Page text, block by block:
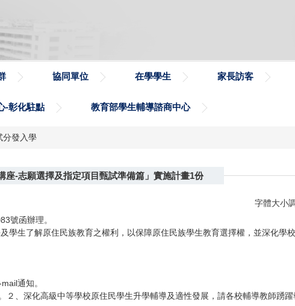
協同單位 在學學生 家長訪客
-彰化駐點 教育部學生輔導諮商中心
分發入學
座-志願選擇及指定項目甄試準備篇」實施計畫1份
字體大小
號函辦理。
學生了解原住民族教育之權利，以保障原住民族學生教育選擇權，並深化學
通知。
、深化高級中等學校原住民學生升學輔導及適性發展，請各校輔導教師踴躍